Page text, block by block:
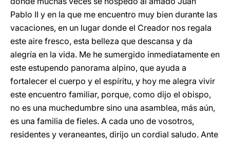
Pablo II y en la que me encuentro muy bien durante las
vacaciones, en un lugar donde el Creador nos regala
este aire fresco, esta belleza que descansa y da
alegría en la vida. Me he sumergido inmediatamente en
este estupendo panorama alpino, que ayuda a
fortalecer el cuerpo y el espíritu, y hoy me alegra vivir
este encuentro familiar, porque, como dijo el obispo,
no es una muchedumbre sino una asamblea, más aún,
es una familia de fieles. A cada uno de vosotros,
residentes y veraneantes, dirijo un cordial saludo. Ante